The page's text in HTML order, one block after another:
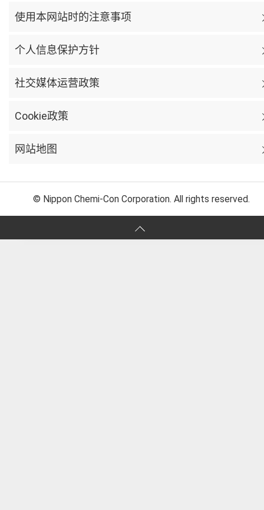
使用本网站时的注意事项
个人信息保护方针
社交媒体运营政策
Cookie政策
网站地图
© Nippon Chemi-Con Corporation. All rights reserved.